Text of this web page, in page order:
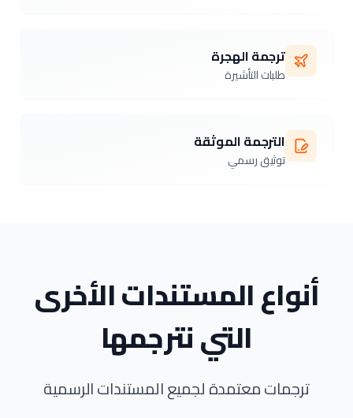
ترجمة الهجرة
طلبات التأشيرة
الترجمة الموثقة
توثيق رسمي
أنواع المستندات الأخرى
التي نترجمها
ترجمات معتمدة لجميع المستندات الرسمية